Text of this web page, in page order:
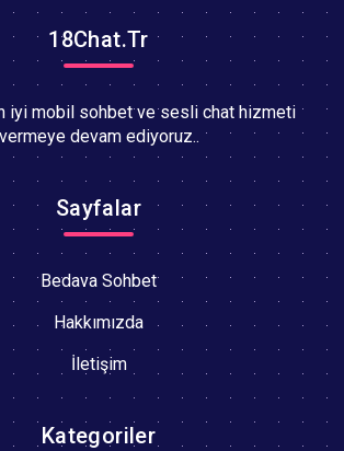
18Chat.Tr
iyi mobil sohbet ve sesli chat hizmeti
vermeye devam ediyoruz..
Sayfalar
Bedava Sohbet
Hakkımızda
İletişim
Kategoriler